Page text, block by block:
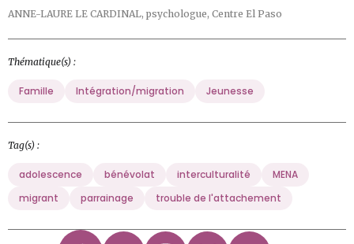
ANNE-LAURE LE CARDINAL, psychologue, Centre El Paso
Thématique(s) :
Famille Intégration/migration Jeunesse
Tag(s) :
adolescence bénévolat interculturalité
MENA
migrant
parrainage trouble de l'attachement